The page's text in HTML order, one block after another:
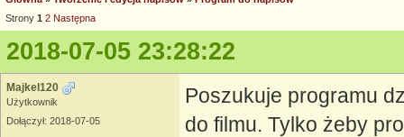
Strony 1 2 Następna
2018-07-05 23:28:22
Majkel120
Użytkownik
Dołączył: 2018-07-05
Poszukuje programu
do filmu. Tylko żeby